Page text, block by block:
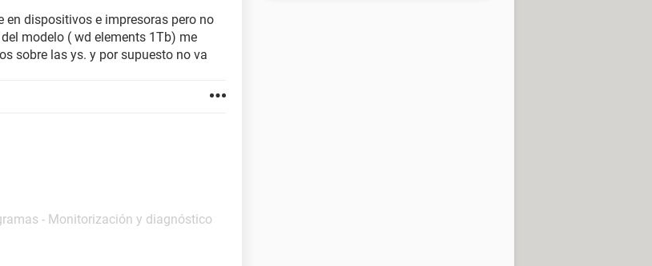
en dispositivos e impresoras pero no
modelo ( wd elements 1Tb) me
sobre las ys. y por supuesto no va
- Monitorización y diagnóstico